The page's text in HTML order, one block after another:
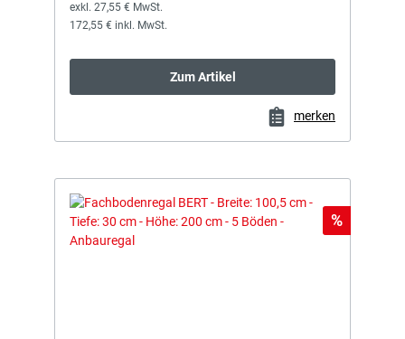
exkl. 27,55 € MwSt.
172,55 € inkl. MwSt.
Zum Artikel
merken
Rabatt
%